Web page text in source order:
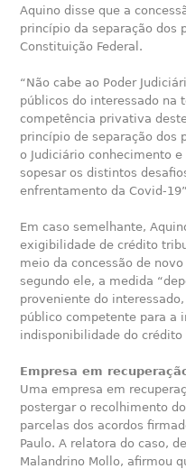
Aquino disse que a
princípio da separação dos
Constituição Federal.
“Não cabe ao Poder
públicos do interessado na
competência privativa
princípio de separação dos
o Judiciário conhecimento
sopesar os distintos
enfrentamento da Covid-
Em caso semelhante,
exigibilidade de crédito
meio da concessão de
segundo ele, a medida
proveniente do
público competente para a
indisponibilidade do crédito
Empresa em
Uma empresa em
postergar o recolhimento
parcelas dos acordos
Paulo. A relatora do caso,
Malandrino Mollo, afirmou